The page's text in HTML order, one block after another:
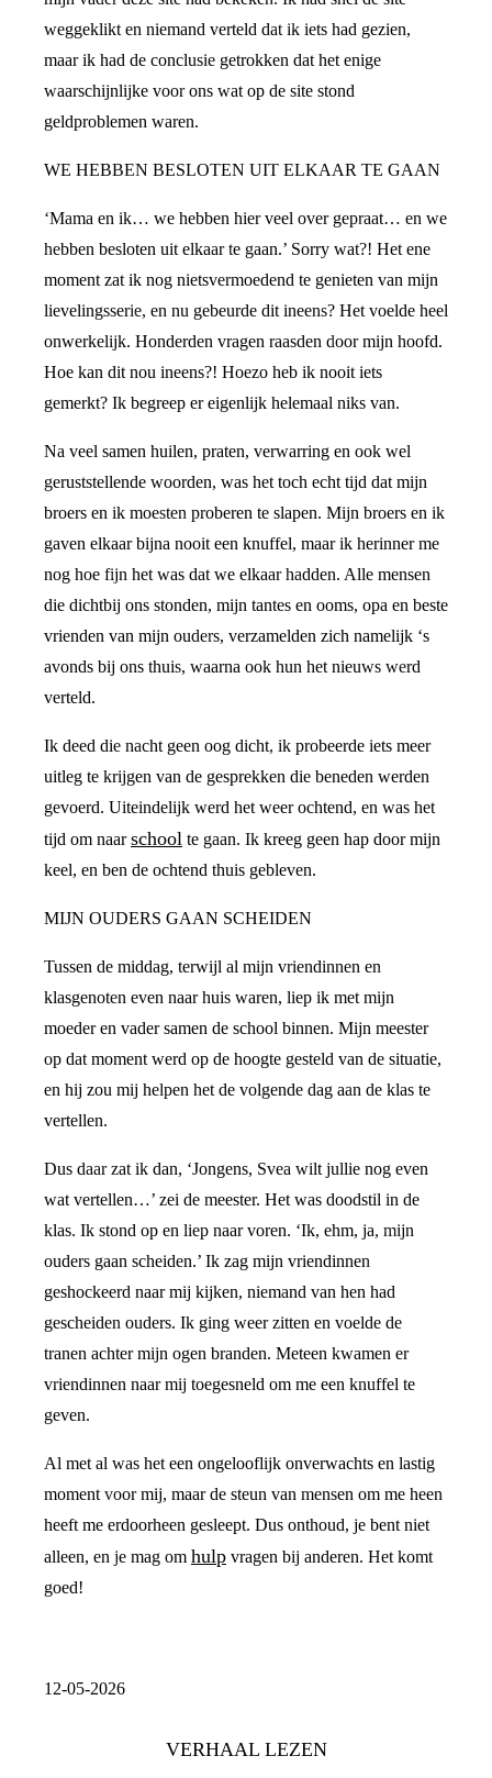
weggeklikt en niemand verteld dat ik iets had gezien,
maar ik had de conclusie getrokken dat het enige
waarschijnlijke voor ons wat op de site stond
geldproblemen waren.
WE HEBBEN BESLOTEN UIT ELKAAR TE GAAN
‘Mama en ik… we hebben hier veel over gepraat… en we
hebben besloten uit elkaar te gaan.’ Sorry wat?! Het ene
moment zat ik nog nietsvermoedend te genieten van mijn
lievelingsserie, en nu gebeurde dit ineens? Het voelde heel
onwerkelijk. Honderden vragen raasden door mijn hoofd.
Hoe kan dit nou ineens?! Hoezo heb ik nooit iets
gemerkt? Ik begreep er eigenlijk helemaal niks van.
Na veel samen huilen, praten, verwarring en ook wel
geruststellende woorden, was het toch echt tijd dat mijn
broers en ik moesten proberen te slapen. Mijn broers en ik
gaven elkaar bijna nooit een knuffel, maar ik herinner me
nog hoe fijn het was dat we elkaar hadden. Alle mensen
die dichtbij ons stonden, mijn tantes en ooms, opa en beste
vrienden van mijn ouders, verzamelden zich namelijk ‘s
avonds bij ons thuis, waarna ook hun het nieuws werd
verteld.
Ik deed die nacht geen oog dicht, ik probeerde iets meer
uitleg te krijgen van de gesprekken die beneden werden
gevoerd. Uiteindelijk werd het weer ochtend, en was het
tijd om naarschool te gaan. Ik kreeg geen hap door mijn
keel, en ben de ochtend thuis gebleven.
MIJN OUDERS GAAN SCHEIDEN
Tussen de middag, terwijl al mijn vriendinnen en
klasgenoten even naar huis waren, liep ik met mijn
moeder en vader samen de school binnen. Mijn meester
op dat moment werd op de hoogte gesteld van de situatie,
en hij zou mij helpen het de volgende dag aan de klas te
vertellen.
Dus daar zat ik dan, ‘Jongens, Svea wilt jullie nog even
wat vertellen…’ zei de meester. Het was doodstil in de
klas. Ik stond op en liep naar voren. ‘Ik, ehm, ja, mijn
ouders gaan scheiden.’ Ik zag mijn vriendinnen
geshockeerd naar mij kijken, niemand van hen had
gescheiden ouders. Ik ging weer zitten en voelde de
tranen achter mijn ogen branden. Meteen kwamen er
vriendinnen naar mij toegesneld om me een knuffel te
geven.
Al met al was het een ongelooflijk onverwachts en lastig
moment voor mij, maar de steun van mensen om me heen
heeft me erdoorheen gesleept. Dus onthoud, je bent niet
alleen, en je mag om hulp vragen bij anderen. Het komt
goed!
12-05-2026
VERHAAL LEZEN